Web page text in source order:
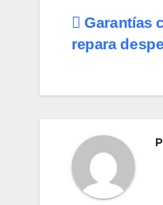
e
b
o
o
d
n
de
Garantías
repara